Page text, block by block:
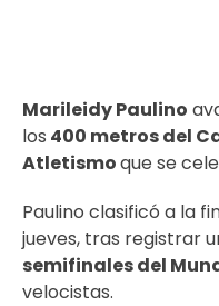
Marileidy Paulino
los 400 metros del
Atletismoque se
Paulino clasificó a la
jueves, tras registrar
semifinales del
velocistas.